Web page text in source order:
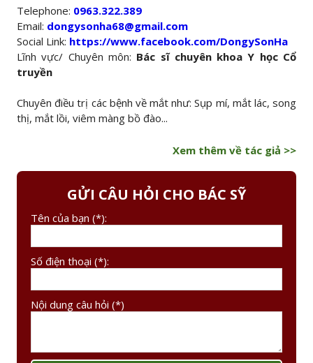
Telephone: 0963.322.389
Email: dongysonha68@gmail.com
Social Link: https://www.facebook.com/DongySonHa
Lĩnh vực/ Chuyên môn: Bác sĩ chuyên khoa Y học Cổ
truyền
Chuyên điều trị các bệnh về mắt như: Sụp mí, mắt lác, song
thị, mắt lồi, viêm màng bồ đào...
Xem thêm về tác giả >>
GỬI CÂU HỎI CHO BÁC SỸ
Tên của bạn (*):
Số điện thoại (*):
Nội dung câu hỏi (*)